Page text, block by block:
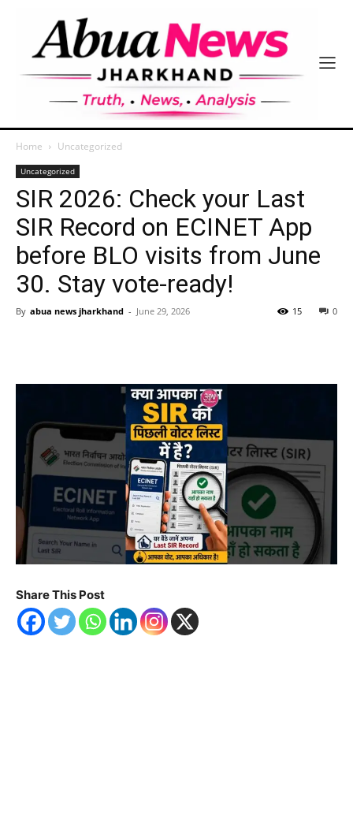
Home Uncategorized
Uncategorized
SIR 2026: Check your Last
SIR Record on ECINET App
before BLO visits from June
30. Stay vote-ready!
By abua news jharkhand - June 29, 2026 0
15
Share This Post